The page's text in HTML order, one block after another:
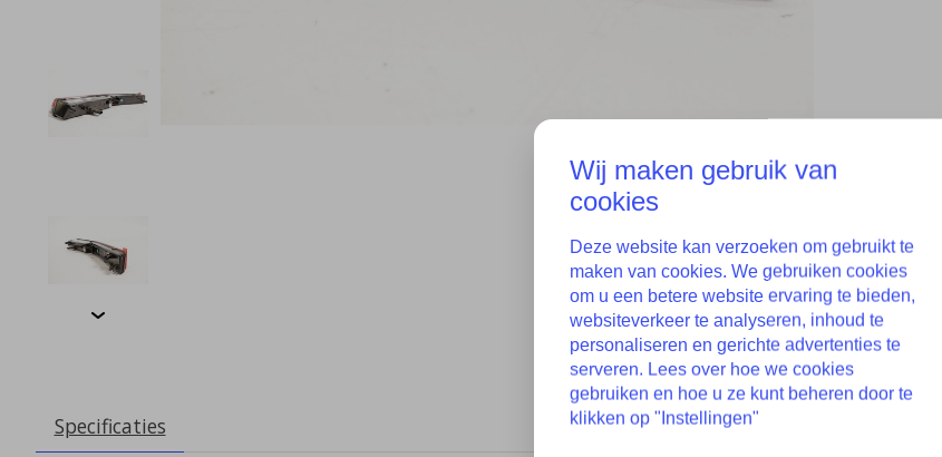
Specificaties
Wij maken gebruik van
cookies
Deze website kan verzoeken om gebruikt te
maken van cookies. We gebruiken cookies
om u een betere website ervaring te bieden,
websiteverkeer te analyseren, inhoud te
personaliseren en gerichte advertenties te
serveren. Lees over hoe we cookies
gebruiken en hoe u ze kunt beheren door te
klikken op "Instellingen"